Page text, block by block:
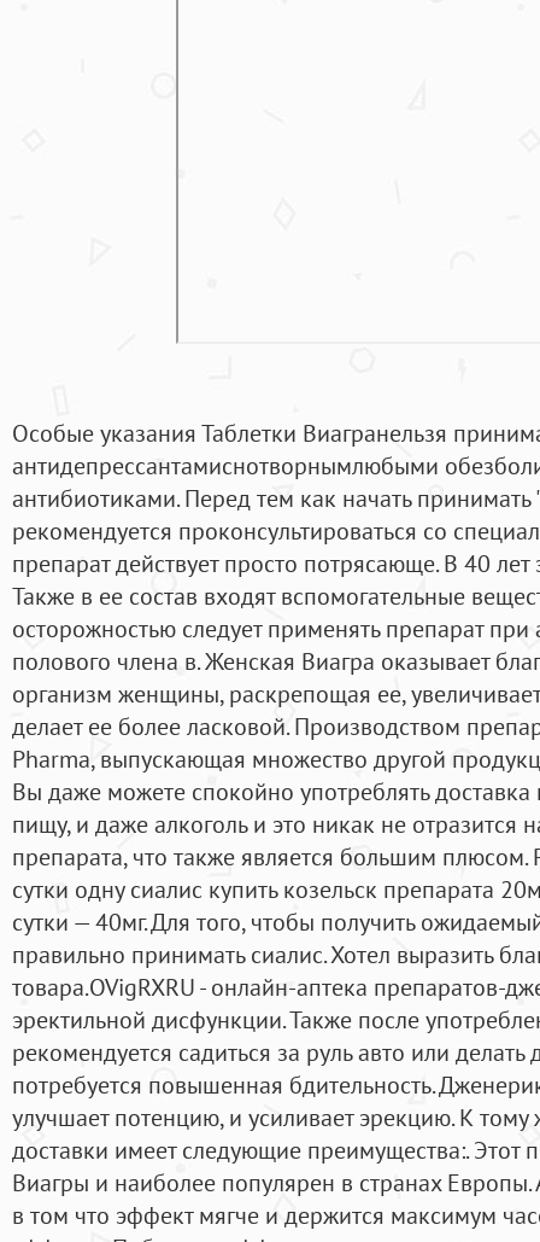
Особые указания Таблетки Виагранельзя
антидепрессантамиснотворнымлюбыми
антибиотиками. Перед тем как начать
рекомендуется проконсультироваться со
препарат действует просто потрясающе. В 40
Также в ее состав входят вспомогательные
осторожностью следует применять препарат
полового члена в. Женская Виагра оказывает
организм женщины, раскрепощая ее,
делает ее более ласковой. Производством
Pharma, выпускающая множество другой
Вы даже можете спокойно употреблять доставка
пищу, и даже алкоголь и это никак не отразится
препарата, что также является большим плюсом.
сутки одну сиалис купить козельск препарата
сутки — 40мг. Для того, чтобы получить
правильно принимать сиалис. Хотел выразить
товара.OVigRXRU - онлайн-аптека препаратов-
эректильной дисфункции. Также после
рекомендуется садиться за руль авто или
потребуется повышенная бдительность.
улучшает потенцию, и усиливает эрекцию. К
доставки имеет следующие преимущества:. Этот
Виагры и наиболее популярен в странах
в том что эффект мягче и держится максимум